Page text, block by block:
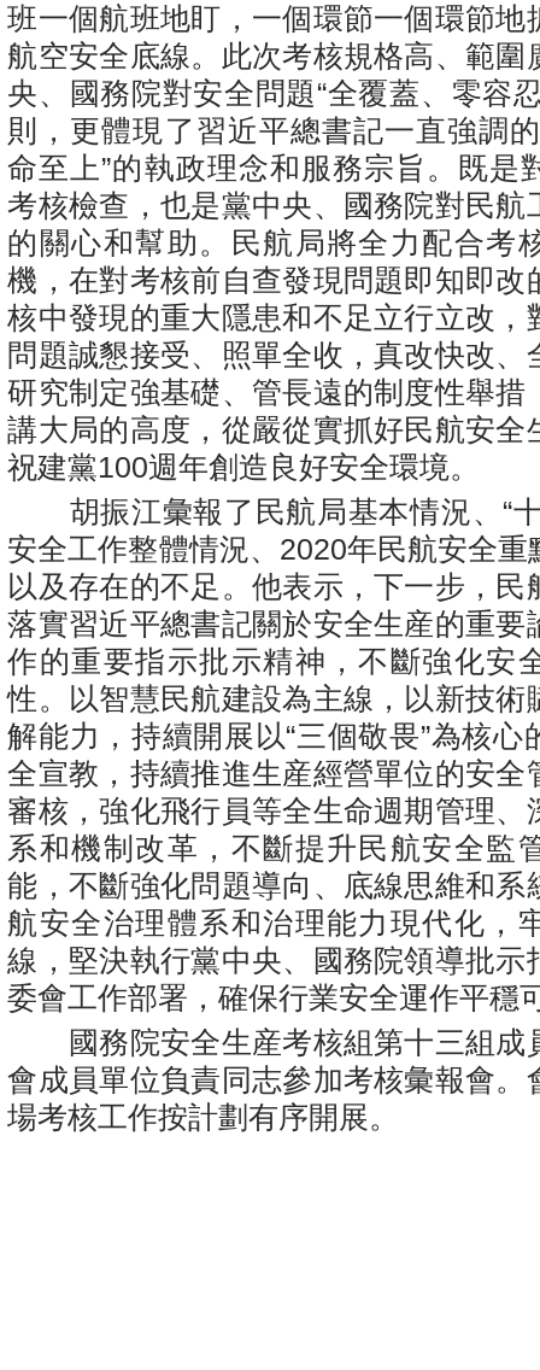
班一個航班地盯，一個環節一個環節地
航空安全底線。此次考核規格高、範圍
央、國務院對安全問題“全覆蓋、零容
則，更體現了習近平總書記一直強調
命至上”的執政理念和服務宗旨。既是
考核檢查，也是黨中央、國務院對民航
的關心和幫助。民航局將全力配合考
機，在對考核前自查發現問題即知即改
核中發現的重大隱患和不足立行立改，
問題誠懇接受、照單全收，真改快改、
研究制定強基礎、管長遠的制度性舉措
講大局的高度，從嚴從實抓好民航安全
祝建黨100週年創造良好安全環境。
胡振江彙報了民航局基本情況、“十
安全工作整體情況、2020年民航安全重
以及存在的不足。他表示，下一步，民
落實習近平總書記關於安全生産的重要
作的重要指示批示精神，不斷強化安
性。以智慧民航建設為主線，以新技術
解能力，持續開展以“三個敬畏”為核心
全宣教，持續推進生産經營單位的安全
審核，強化飛行員等全生命週期管理、
系和機制改革，不斷提升民航安全監
能，不斷強化問題導向、底線思維和系
航安全治理體系和治理能力現代化，
線，堅決執行黨中央、國務院領導批示
委會工作部署，確保行業安全運作平穩
國務院安全生産考核組第十三組成
會成員單位負責同志參加考核彙報會。
場考核工作按計劃有序開展。